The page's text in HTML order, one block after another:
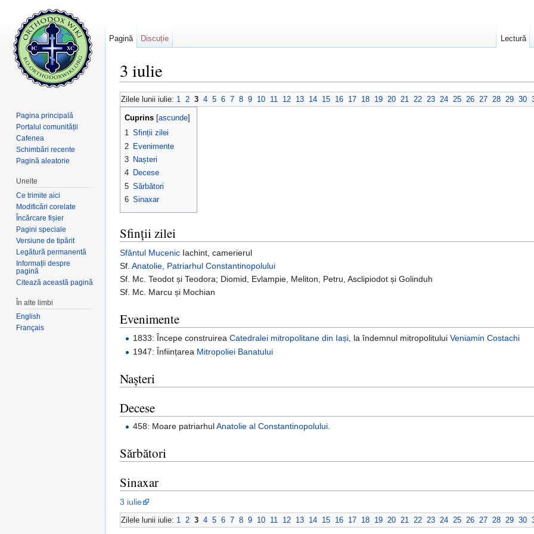
3 iulie
Zilele lunii iulie: 1 2 3 4 5 6 7 8 9 10 11 12 13 14 15 16 17 18 19 20 21 22 23 24 25 26 27 28 29 30
Cuprins ascunde
1 Sfinții zilei
2 Evenimente
3 Nașteri
4 Decese
5 Sărbători
6 Sinaxar
Sfinții zilei
Sfântul Mucenic Iachint, camerierul
Sf. Anatolie, Patriarhul Constantinopolului
Sf. Mc. Teodot și Teodora; Diomid, Evlampie, Meliton, Petru, Asclipiodot și Golinduh
Sf. Mc. Marcu și Mochian
Evenimente
1833: Începe construireaCatedralei mitropolitane din Iași , la îndemnul mitropolituluiVeniamin Costachi
1947: Înființarea Mitropoliei Banatului
Nașteri
Decese
458: Moare patriarhulAnatolie al Constantinopolului.
Sărbători
Sinaxar
3 iulie
Zilele lunii iulie: 1 2 3 4 5 6 7 8 9 10 11 12 13 14 15 16 17 18 19 20 21 22 23 24 25 26 27 28 29 30
Pagină Discuție Lectură
Pagina principală
Portalul comunității
Cafenea
Schimbări recente
Pagină aleatorie
Unelte
Ce trimite aici
Modificări corelate
Încărcare fișier
Pagini speciale
Versiune de tipărit
Legătură permanentă
Informații despre
pagină
Citează această pagină
În alte limbi
English
Français